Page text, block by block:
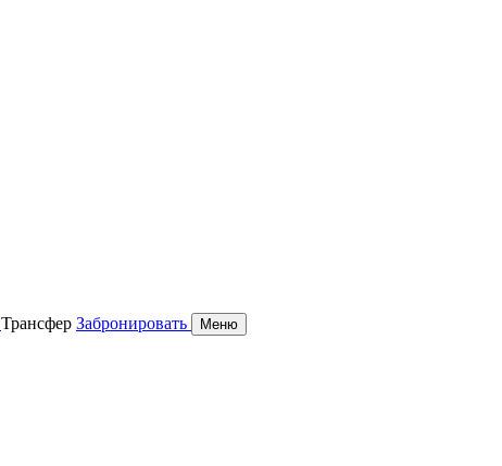
Трансфер Забронировать Меню